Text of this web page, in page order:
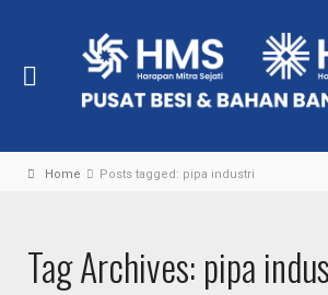
Home Posts tagged: pipa industri
Tag Archives: pipa